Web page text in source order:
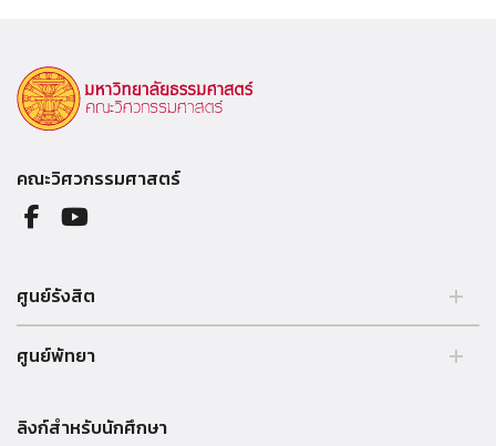
คณะวิศวกรรมศาสตร์
ศูนย์รังสิต
99 หมู่ 18 ถ.พหลโยธิน คลองหลวง รังสิต ปทุมธานี 12121 ประเทศไทย.
Tel. 02 564 3001 -9
ศูนย์พัทยา
010 - 69 ต่อ 3000
ลิงก์สำหรับนักศึกษา